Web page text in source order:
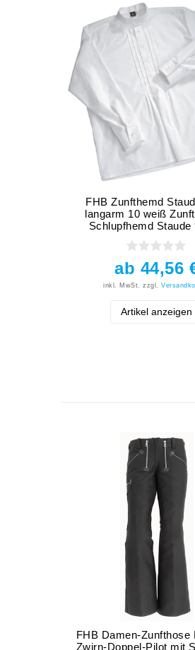
FHB Zunfthemd
langarm 10 weiß
Schlupfhemd Staude
ab 44,56
inkl. MwSt. zzgl.
Artikel anzeigen
FHB Damen-Zunfthose
Zwirn-Doppel-Pilot mit